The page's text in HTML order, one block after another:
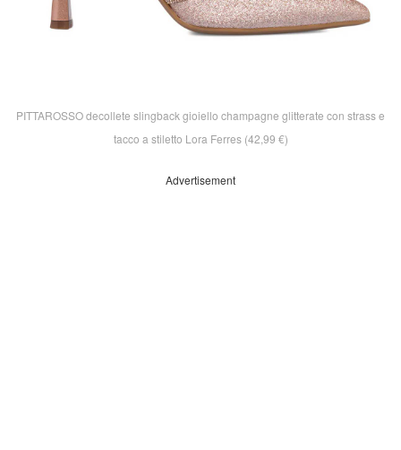
PITTAROSSO decollete slingback gioiello champagne glitterate con strass e
tacco a stiletto Lora Ferres (42,99 €)
Advertisement